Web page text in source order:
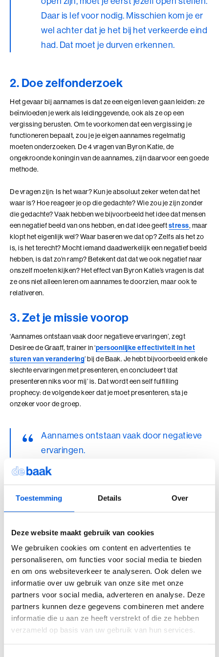
Toestemming Details Over
Deze website maakt gebruik van cookies
We gebruiken cookies om content en advertenties te
personaliseren, om functies voor social media te bieden
en om ons websiteverkeer te analyseren. Ook delen we
informatie over uw gebruik van onze site met onze
partners voor social media, adverteren en analyse. Deze
partners kunnen deze gegevens combineren met andere
informatie die u aan ze heeft verstrekt of die ze hebben
verzameld op basis van uw gebruik van hun services.
Perfectionisme in Balans (BaakBoost)
Persoonlijke Kracht
Persoonlijke Kracht (BaakBoost)
Professioneel Adviseren (BaakBoost)
Projectmanagement
Senior Excellence
Strategisch Adviseren
Talent Ontwikkelings Programma
Talent Ontwikkelings Programma (BaakBoost)
Teamleiderschap
Veilig Leiden
Young Executives Program
Daar is lef voor nodig. Misschien kom je er
wel achter dat je het bij het verkeerde eind
had. Dat moet je durven erkennen.
2. Doe zelfonderzoek
Het gevaar bij aannames is dat ze een eigen leven gaan leiden: ze
beïnvloeden je werk als leidinggevende, ook als ze op een
vergissing berusten. Om te voorkomen dat een vergissing je
functioneren bepaalt, zou je je eigen aannames regelmatig
moeten onderzoeken. De 4 vragen van Byron Katie, de
ongekroonde koningin van de aannames, zijn daarvoor een goede
methode.
De vragen zijn: Is het waar? Kun je absoluut zeker weten dat het
waar is? Hoe reageer je op die gedachte? Wie zou je zijn zonder
die gedachte? Vaak hebben we bijvoorbeeld het idee dat mensen
een negatief beeld van ons hebben, en dat idee geeftstress, maar
klopt het eigenlijk wel? Waar baseren we dat op? Zelfs als het zo
is, is het terecht? Mocht iemand daadwerkelijk een negatief beeld
hebben, is dat zo’n ramp? Betekent dat dat we ook negatief naar
onszelf moeten kijken? Het effect van Byron Katie’s vragen is dat
ze ons niet alleen leren om aannames te doorzien, maar ook te
relativeren.
3. Zet je missie voorop
‘Aannames ontstaan vaak door negatieve ervaringen’, zegt
Desiree de Graaff, trainer in ‘persoonlijke effectiviteit in het
sturen van verandering’ bij de Baak. Je hebt bijvoorbeeld enkele
slechte ervaringen met presenteren, en concludeert ‘dat
presenteren niks voor mij’ is. Dat wordt een self fulfilling
prophecy: de volgende keer dat je moet presenteren, sta je
onzeker voor de groep.
Aannames ontstaan vaak door negatieve
ervaringen.
kijken.’ De negatieve gevoelens die daarmee gepaard gaan,
kosten veel energie. In plaats van te reageren op de omgeving is
‘Als je uitgaat van wat je zelf belangrijk vindt, krijg je een heel
ander perspectief.’ Het gaat dan niet meer om de vraag wat
iedereen ervan vindt, maar wat je toe te voegen hebt. Positieve
aannames – waar je goed in bent, wat je drijfveren zijn – nemen de
plaats in van negatieve: wat je allemaal níet goed doet. De Graaff:
‘Als je werkt vanuit een heldere visie en de aanwezige kwaliteiten
in het team, wordt de invloed van eventuele aannames minder
groot.’
Ezelsbruggetje